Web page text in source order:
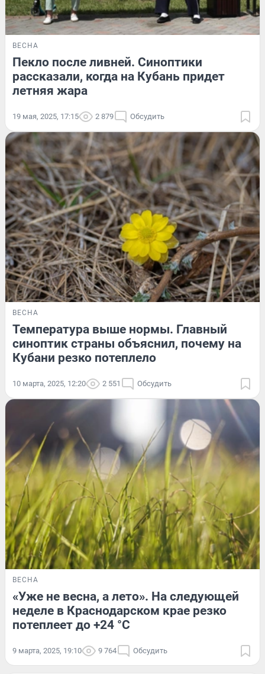
ВЕСНА
Пекло после ливней. Синоптики
рассказали, когда на Кубань придет
летняя жара
19 мая, 2025, 17:15 2 879 Обсудить
ВЕСНА
Температура выше нормы. Главный
синоптик страны объяснил, почему на
Кубани резко потеплело
10 марта, 2025, 12:20 2 551 Обсудить
ВЕСНА
«Уже не весна, а лето». На следующей
неделе в Краснодарском крае резко
потеплеет до +24 °С
9 марта, 2025, 19:10 9 764 Обсудить